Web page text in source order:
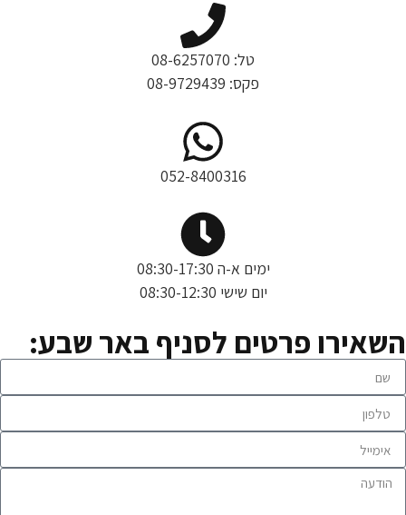
טל: 08-6257070
פקס: 08-9729439
052-8400316
ימים א-ה 08:30-17:30
יום שישי 08:30-12:30
השאירו פרטים לסניף באר שבע: